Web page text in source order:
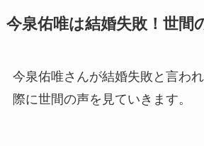
今泉佑唯は結婚失敗！世間
今泉佑唯さんが結婚失敗と言わ
際に世間の声を見ていきます。